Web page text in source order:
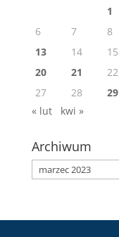
1
6
7 8
13
14 15
20
21 22
27
28 29
« lut
kwi »
Archiwum
Archiwum